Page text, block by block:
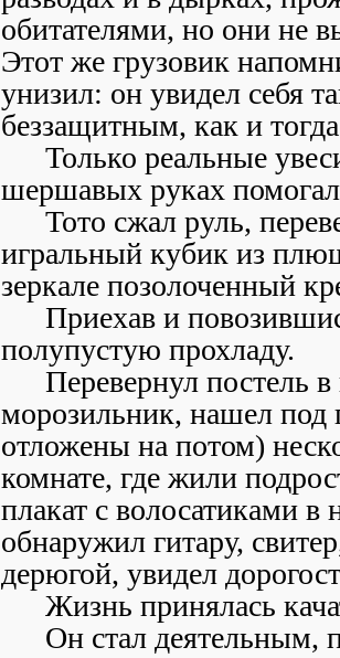
обитателями, но они не
Этот же грузовик
унизил: он увидел себя
беззащитным, как и
Только реальные
шершавых руках
Тото сжал руль,
игральный кубик из
зеркале позолоченный
Приехав и
полупустую прохладу.
Перевернул постель в
морозильник, нашел под
отложены на потом)
комнате, где жили
плакат с волосатиками
обнаружил гитару,
дерюгой, увидел
Жизнь принялась
Он стал деятельным,